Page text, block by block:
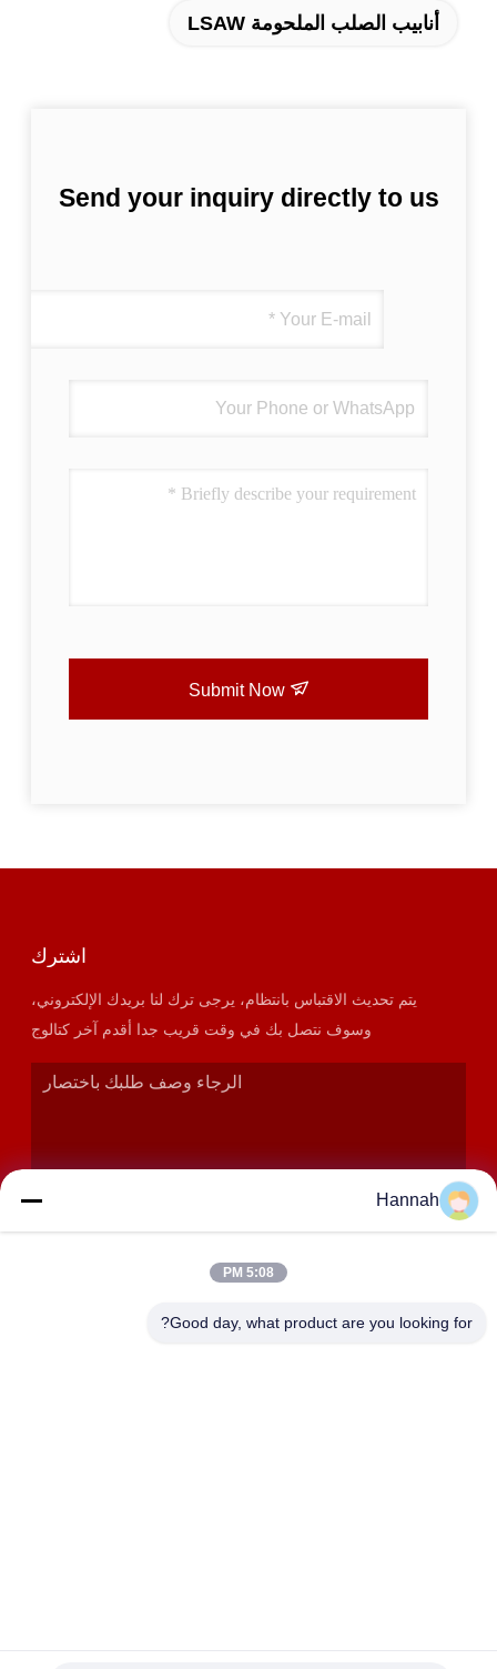
أنابيب الصلب الملحومة LSAW
Send your inquiry directly to us
Submit Now
اشترك
يتم تحديث الاقتباس بانتظام، يرجى ترك لنا بريدك الإلكتروني،
وسوف نتصل بك في وقت قريب جدا أقدم آخر كتالوج
Hannah
5:08 PM
Good day, what product are you looking for?